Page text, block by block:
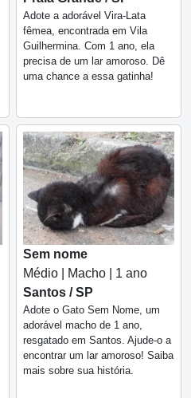
Adote a adorável Vira-Lata
fêmea, encontrada em Vila
Guilhermina. Com 1 ano, ela
precisa de um lar amoroso. Dê
uma chance a essa gatinha!
Sem nome
Médio | Macho | 1 ano
Santos / SP
Adote o Gato Sem Nome, um
adorável macho de 1 ano,
resgatado em Santos. Ajude-o a
encontrar um lar amoroso! Saiba
mais sobre sua história.